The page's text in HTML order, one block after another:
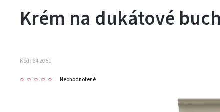
Krém na dukátové
Kód: 642051
Neohodnotené